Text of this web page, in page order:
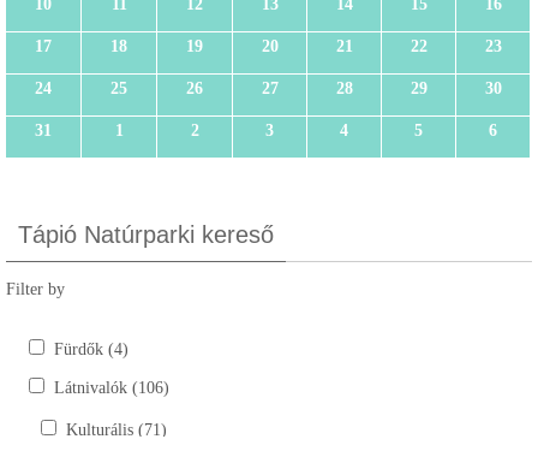
10 11 12 13 14 15 16
17 18 19 20 21 22 23
24 25 26 27 28 29 30
31 1 2 3 4 5 6
Tápió Natúrparki kereső
Filter by
Fürdők (4)
Látnivalók (106)
Kulturális (71)